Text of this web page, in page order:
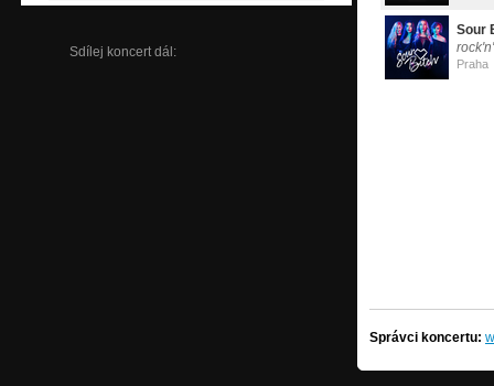
Sdílej koncert dál:
Sour
Praha
Správci koncertu: